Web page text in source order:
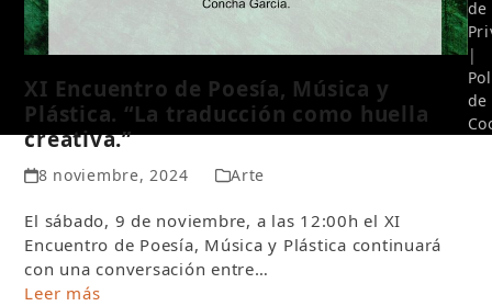
XI Encuentro de Poesía, Música y
Plástica. “La traducción como huella
creativa.”
8 noviembre, 2024 Arte
El sábado, 9 de noviembre, a las 12:00h el XI
Encuentro de Poesía, Música y Plástica continuará
con una conversación entre…
Leer más
de
|
de